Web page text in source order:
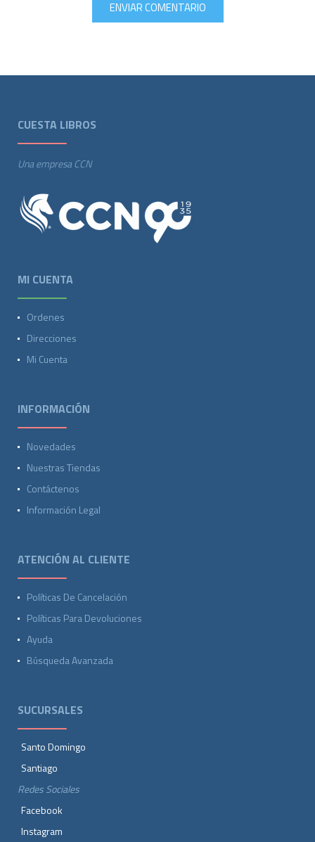
CUESTA LIBROS
Una empresa CCN
MI CUENTA
Ordenes
Direcciones
Mi Cuenta
INFORMACIÓN
Novedades
Nuestras Tiendas
Contáctenos
Información Legal
ATENCIÓN AL CLIENTE
Políticas De Cancelación
Políticas Para Devoluciones
Ayuda
Búsqueda Avanzada
SUCURSALES
Santo Domingo
Santiago
Redes Sociales
Facebook
Instagram